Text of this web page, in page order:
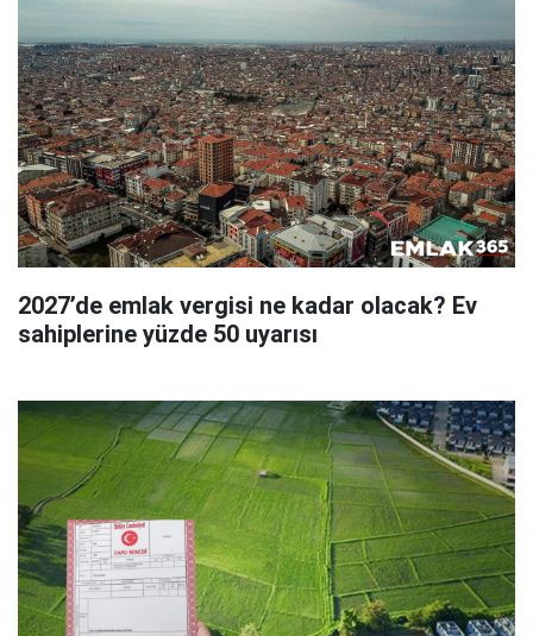
2027’de emlak vergisi ne kadar olacak? Ev
sahiplerine yüzde 50 uyarısı